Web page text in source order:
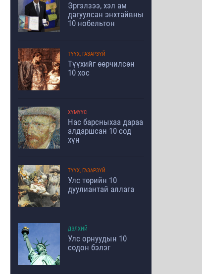
Эргэлзээ, хэл ам
дагуулсан энхтайвны
10 нобельтон
ТҮҮХ, ГАЗАРЗҮЙ
Түүхийг өөрчилсөн
10 хос
ХҮМҮҮС
Нас барсныхаа дараа
алдаршсан 10 сод
хүн
ТҮҮХ, ГАЗАРЗҮЙ
Улс төрийн 10
дуулиантай аллага
ДЭЛХИЙ
Улс орнуудын 10
содон бэлэг